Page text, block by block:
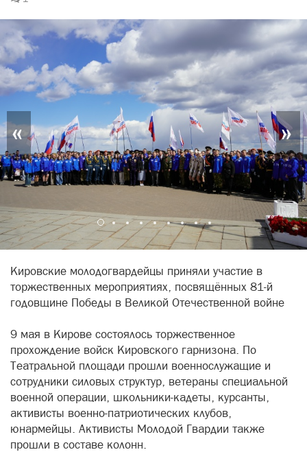
« »
Кировские молодогвардейцы приняли участие в
торжественных мероприятиях, посвящённых 81-й
годовщине Победы в Великой Отечественной войне
9 мая в Кирове состоялось торжественное
прохождение войск Кировского гарнизона. По
Театральной площади прошли военнослужащие и
сотрудники силовых структур, ветераны специальной
военной операции, школьники-кадеты, курсанты,
активисты военно-патриотических клубов,
юнармейцы. Активисты Молодой Гвардии также
прошли в составе колонн.